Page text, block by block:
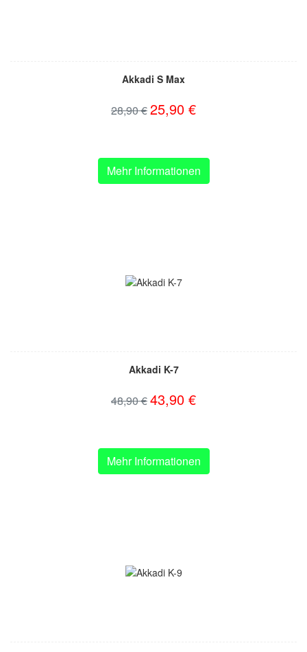
Akkadi S Max
28,90 €25,90 €
Mehr Informationen
Akkadi K-7
48,90 €43,90 €
Mehr Informationen